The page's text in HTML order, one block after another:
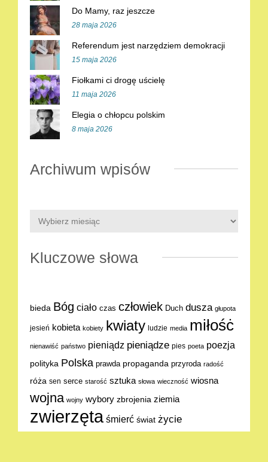
Do Mamy, raz jeszcze
28 maja 2026
Referendum jest narzędziem demokracji
15 maja 2026
Fiołkami ci drogę uścielę
11 maja 2026
Elegia o chłopcu polskim
8 maja 2026
Archiwum wpisów
Kluczowe słowa
bieda Bóg ciało czas człowiek Duch dusza głupota
jesień kobieta kobiety kwiaty ludzie media miłośċ
nienawiść państwo pieniądz pieniądze pies poeta poezja
polityka Polska prawda propaganda przyroda radość
róża sen serce starość sztuka słowa wieczność wiosna
wojna wojny wybory zbrojenia ziemia
zwierzęta śmierć świat życie